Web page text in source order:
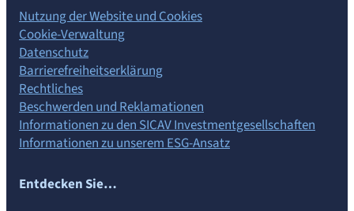
Nutzung der Website und Cookies
Cookie-Verwaltung
Datenschutz
Barrierefreiheits­erklärung
Rechtliches
Beschwerden und Reklamationen
Informationen zu den SICAV Investmentgesellschaften
Informationen zu unserem ESG-Ansatz
Entdecken Sie…